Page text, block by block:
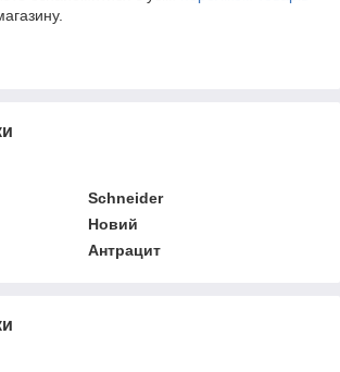
Schneider
Новий
Антрацит